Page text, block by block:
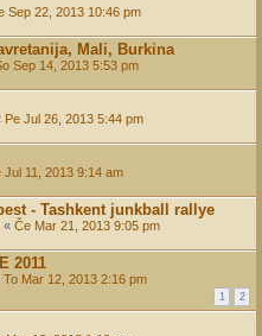
Sep 22, 2013 10:46 pm
Mali, Burkina
Sep 14, 2013 5:53 pm
Pe Jul 26, 2013 5:44 pm
Jul 11, 2013 9:14 am
- Tashkent junkball rallye
« Če Mar 21, 2013 9:05 pm
2011
To Mar 12, 2013 2:16 pm
1 2